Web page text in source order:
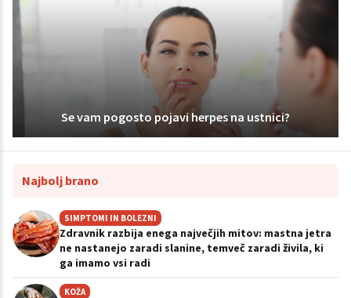
Se vam pogosto pojavi herpes na ustnici?
Najbolj brano
SIMPTOMI IN BOLEZNI
Zdravnik razbija enega največjih mitov: mastna jetra
ne nastanejo zaradi slanine, temveč zaradi živila, ki
ga imamo vsi radi
KOŽA